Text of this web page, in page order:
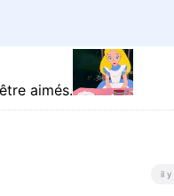
aimés.
il y